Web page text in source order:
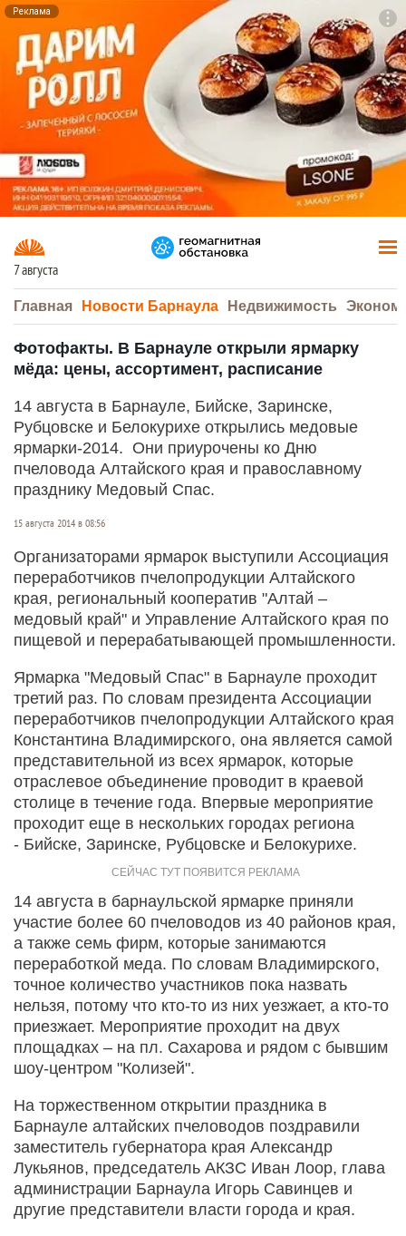
Реклама
7 августа
Главная Новости Барнаула Недвижимость
Фотофакты. В Барнауле открыли ярмарку
мёда: цены, ассортимент, расписание
14 августа в Барнауле, Бийске, Заринске,
Рубцовске и Белокурихе открылись медовые
ярмарки-2014. Они приурочены ко Дню
пчеловода Алтайского края и православному
празднику Медовый Спас.
15 августа 2014 в 08:56
Организаторами ярмарок выступили Ассоциация
переработчиков пчелопродукции Алтайского
края, региональный кооператив "Алтай –
медовый край" и Управление Алтайского края по
пищевой и перерабатывающей промышленности.
Ярмарка "Медовый Спас" в Барнауле проходит
третий раз. По словам президента Ассоциации
переработчиков пчелопродукции Алтайского края
Константина Владимирского, она является самой
представительной из всех ярмарок, которые
отраслевое объединение проводит в краевой
столице в течение года. Впервые мероприятие
проходит еще в нескольких городах региона
- Бийске, Заринске, Рубцовске и Белокурихе.
14 августа в барнаульской ярмарке приняли
участие более 60 пчеловодов из 40 районов края,
а также семь фирм, которые занимаются
переработкой меда. По словам Владимирского,
точное количество участников пока назвать
нельзя, потому что кто-то из них уезжает, а кто-то
приезжает. Мероприятие проходит на двух
площадках – на пл. Сахарова и рядом с бывшим
шоу-центром "Колизей".
На торжественном открытии праздника в
Барнауле алтайских пчеловодов поздравили
заместитель губернатора края Александр
Лукьянов, председатель АКЗС Иван Лоор, глава
администрации Барнаула Игорь Савинцев и
другие представители власти города и края.